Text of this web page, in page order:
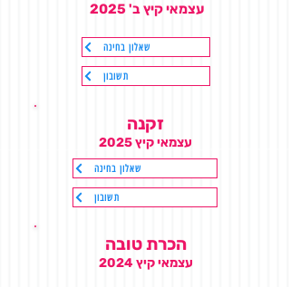
עצמאי קיץ ב' 2025
שאלון בחינה
תשובון
זקנה
עצמאי קיץ 2025
שאלון בחינה
תשובון
הכרת טובה
עצמאי קיץ 2024